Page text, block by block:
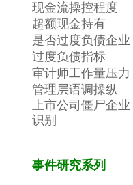
现金流操控程度
超额现金持有
是否过度负债企业
过度负债指标
审计师工作量压力
管理层语调操纵
上市公司僵尸企业
识别
事件研究系列